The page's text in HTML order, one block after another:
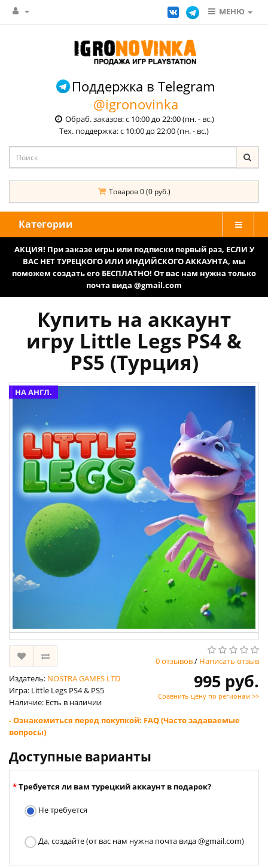
МЕНЮ
Поддержка в Telegram
@igronovinka
Обраб. заказов: с 10:00 до 22:00 (пн. - вс.)
Тех. поддержка: с 10:00 до 22:00 (пн. - вс.)
Товаров 0 (0 руб.)
Категории
АКЦИЯ! При заказе игры или подписки первый раз, ЕСЛИ У
ВАС НЕТ ТУРЕЦКОГО ИЛИ ИНДИЙСКОГО АККАУНТА, мы
поможем создать его БЕСПЛАТНО! От вас нам нужна только
почта вида @gmail.com
Купить на аккаунт
игру Little Legs PS4 &
PS5 (Турция)
НА АНГЛ.
0 отзывов/ Написать отзыв
Издатель: NOSTRA GAMES LTD
Игра: Little Legs PS4 & PS5
Наличие: Есть в наличии
995 руб.
Сравнить цену по регионам >>
- Ознакомиться перед покупкой: FAQ (Часто задаваемые
вопросы)
Доступные варианты
Требуется ли вам турецкий аккаунт в подарок?
Не требуется
Да, создайте (от вас нам нужна почта вида @gmail.com)